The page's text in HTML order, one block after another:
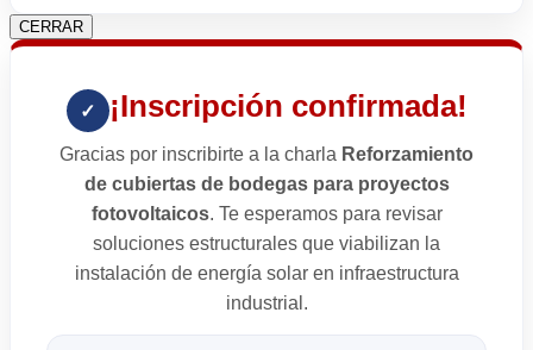
CERRAR
✓ ¡Inscripción confirmada!
Gracias por inscribirte a la charla Reforzamiento
de cubiertas de bodegas para proyectos
fotovoltaicos. Te esperamos para revisar
soluciones estructurales que viabilizan la
instalación de energía solar en infraestructura
industrial.